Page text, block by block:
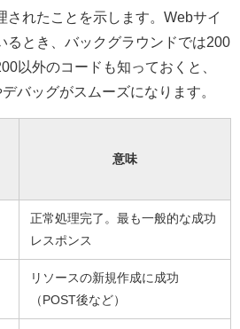
されたことを示します。Webサイ
るとき、バックグラウンドでは200
以外のコードも知っておくと、
バッグがスムーズになります。
意味
正常処理完了。最も一般的な成功
レスポンス
リソースの新規作成に成功
（POST後など）